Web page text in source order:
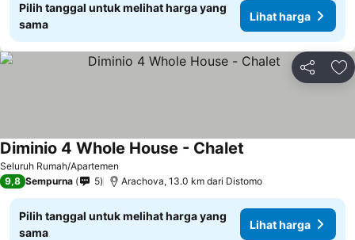
Pilih tanggal untuk melihat harga yang
sama
Lihat harga
Bagikan
Seluruh Rumah/Apartemen
Diminio 4 Whole House - Chalet
9,8 Sempurna 5 Arachova, 13.0 km dari Distomo
Pilih tanggal untuk melihat harga yang
sama
Lihat harga